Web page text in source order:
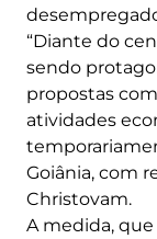
“Diante do
sendo
propostas
atividades
Goiânia, com
Christovam.
A medida,